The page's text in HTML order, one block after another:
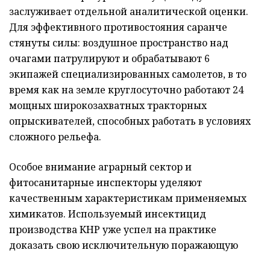
заслуживает отдельной аналитической оценки.
Для эффективного противостояния саранче
стянуты силы: воздушное пространство над
очагами патрулируют и обрабатывают 6
экипажей специализированных самолетов, в то
время как на земле круглосуточно работают 24
мощных широкозахватных тракторных
опрыскивателей, способных работать в условиях
сложного рельефа.
Особое внимание аграрный сектор и
фитосанитарные инспекторы уделяют
качественным характеристикам применяемых
химикатов. Используемый инсектицид
производства КНР уже успел на практике
доказать свою исключительную поражающую